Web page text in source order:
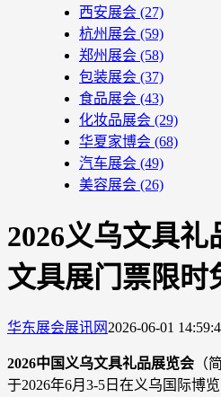
西安展会 (27)
杭州展会 (59)
郑州展会 (58)
包装展会 (37)
食品展会 (43)
化妆品展会 (29)
华夏家博会 (68)
汽车展会 (49)
美容展会 (26)
2026义乌文具
文具展门票限时
华东展会展讯网 2026-06-01
2026中国义乌文具礼品展览会 （
于2026年6月3-5日在义乌国际博